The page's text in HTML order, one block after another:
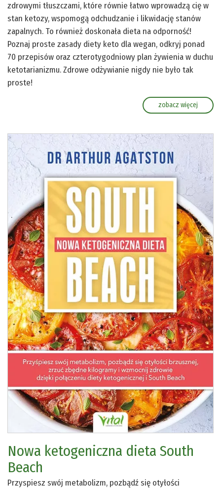
zdrowymi tłuszczami, które równie łatwo wprowadzą cię w
stan ketozy, wspomogą odchudzanie i likwidację stanów
zapalnych. To również doskonała dieta na odporność!
Poznaj proste zasady diety keto dla wegan, odkryj ponad
70 przepisów oraz czterotygodniowy plan żywienia w duchu
ketotarianizmu. Zdrowe odżywianie nigdy nie było tak
proste!
zobacz więcej
Nowa ketogeniczna dieta South
Beach
Przyspiesz swój metabolizm, pozbądź się otyłości